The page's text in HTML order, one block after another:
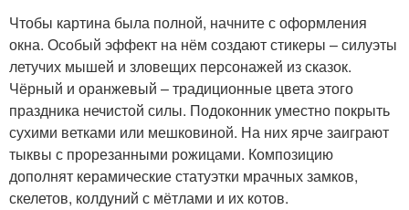
Чтобы картина была полной, начните с оформления
окна. Особый эффект на нём создают стикеры – силуэты
летучих мышей и зловещих персонажей из сказок.
Чёрный и оранжевый – традиционные цвета этого
праздника нечистой силы. Подоконник уместно покрыть
сухими ветками или мешковиной. На них ярче заиграют
тыквы с прорезанными рожицами. Композицию
дополнят керамические статуэтки мрачных замков,
скелетов, колдуний с мётлами и их котов.